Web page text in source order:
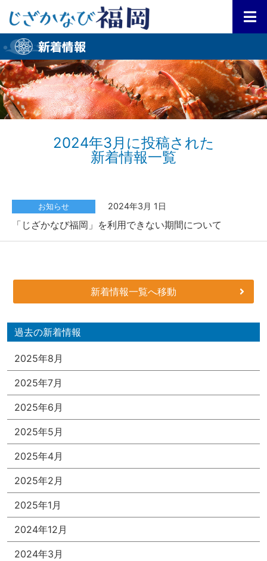
新着情報
2024年3月に投稿された
新着情報一覧
お知らせ 2024年3月 1日
「じざかなび福岡」を利用できない期間について
新着情報一覧へ移動
過去の新着情報
2025年8月
2025年7月
2025年6月
2025年5月
2025年4月
2025年2月
2025年1月
2024年12月
2024年3月